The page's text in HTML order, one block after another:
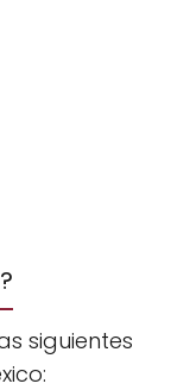
siguientes